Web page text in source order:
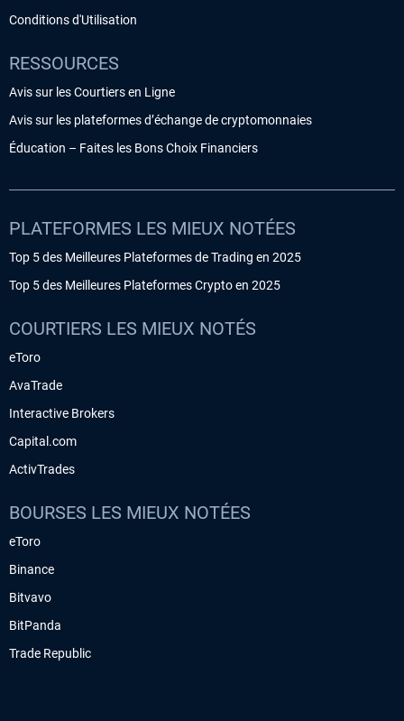
Conditions d'Utilisation
RESSOURCES
Avis sur les Courtiers en Ligne
Avis sur les plateformes d’échange de cryptomonnaies
Éducation – Faites les Bons Choix Financiers
PLATEFORMES LES MIEUX NOTÉES
Top 5 des Meilleures Plateformes de Trading en 2025
Top 5 des Meilleures Plateformes Crypto en 2025
COURTIERS LES MIEUX NOTÉS
eToro
AvaTrade
Interactive Brokers
Capital.com
ActivTrades
BOURSES LES MIEUX NOTÉES
eToro
Binance
Bitvavo
BitPanda
Trade Republic